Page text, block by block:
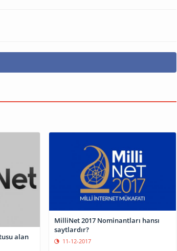
alan
MilliNet 2017 Nominantları hansı
saytlardır?
11-12-2017